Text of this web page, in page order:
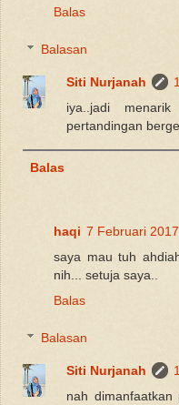
Balas
Balasan
Siti Nurjanah
iya..jadi
pertandingan
Balas
haqi 7 Februari
saya mau tuh
nih... setuja saya..
Balas
Balasan
Siti Nurjanah
nah dimanfaatkan